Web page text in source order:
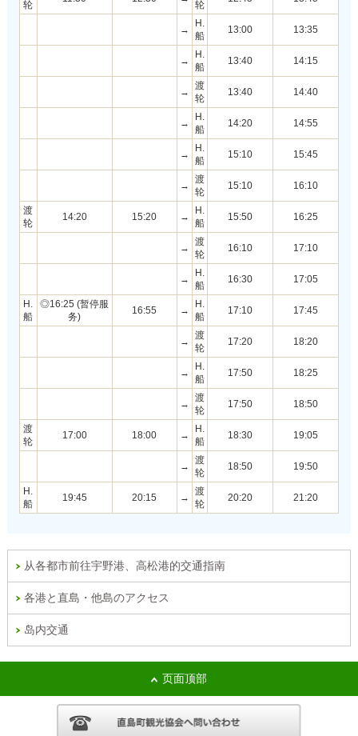
轮 轮
→
H.
船
13:00 13:35
→
H.
船
13:40 14:15
→
渡
轮
13:40 14:40
→
H.
船
14:20 14:55
→
H.
船
15:10 15:45
→
渡
轮
15:10 16:10
渡
轮
14:20 15:20 →
H.
船
15:50 16:25
→
渡
轮
16:10 17:10
→
H.
船
16:30 17:05
H.
船
◎16:25 (暂停服
务)
16:55 →
H.
船
17:10 17:45
→
渡
轮
17:20 18:20
→
H.
船
17:50 18:25
→
渡
轮
17:50 18:50
渡
轮
17:00 18:00 →
H.
船
18:30 19:05
→
渡
轮
18:50 19:50
H.
船
19:45 20:15 →
渡
轮
20:20 21:20
从各都市前往宇野港、高松港的交通指南
各港と直島・他島のアクセス
岛内交通
页面顶部